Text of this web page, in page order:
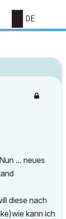
DE
... neues
diese nach
kann ich